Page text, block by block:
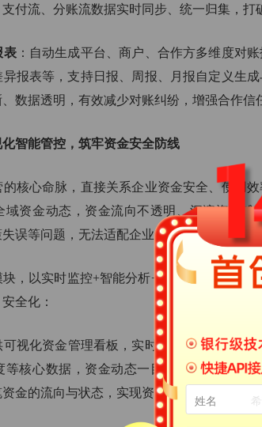
姓名
付流、分账流数据实时同步、统一归集，打
表：自动生成平台、商户、合作方多维度对
报表等，支持日报、周报、月报自定义生
数据透明，有效减少对账纠纷，增强合作信
智能管控，筑牢资金安全防线
核心命脉，直接关系企业资金安全、使用
域资金动态，资金流向不透明、沉淀资金难
误等问题，无法适配企业精细化资金管理需
，以实时监控+智能分析+灵活结算为核心
全化：
可视化资金管理看板，实时展示平台整体资
等核心数据，资金动态一目了然。支持按时
金的流向与状态，实现资金全链路可追溯。